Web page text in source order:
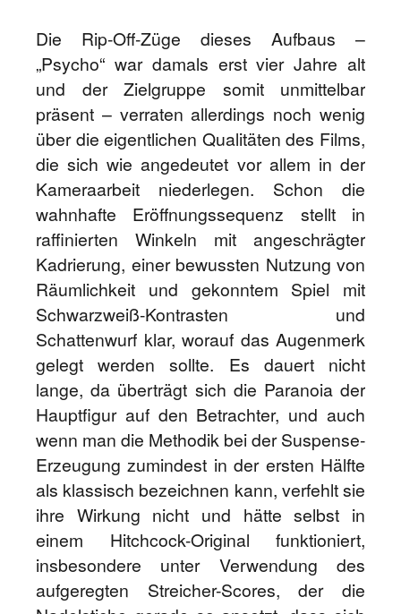
Die Rip-Off-Züge dieses Aufbaus –
„Psycho“ war damals erst vier Jahre alt
und der Zielgruppe somit unmittelbar
präsent – verraten allerdings noch wenig
über die eigentlichen Qualitäten des Films,
die sich wie angedeutet vor allem in der
Kameraarbeit niederlegen. Schon die
wahnhafte Eröffnungssequenz stellt in
raffinierten Winkeln mit angeschrägter
Kadrierung, einer bewussten Nutzung von
Räumlichkeit und gekonntem Spiel mit
Schwarzweiß-Kontrasten und
Schattenwurf klar, worauf das Augenmerk
gelegt werden sollte. Es dauert nicht
lange, da überträgt sich die Paranoia der
Hauptfigur auf den Betrachter, und auch
wenn man die Methodik bei der Suspense-
Erzeugung zumindest in der ersten Hälfte
als klassisch bezeichnen kann, verfehlt sie
ihre Wirkung nicht und hätte selbst in
einem Hitchcock-Original funktioniert,
insbesondere unter Verwendung des
aufgeregten Streicher-Scores, der die